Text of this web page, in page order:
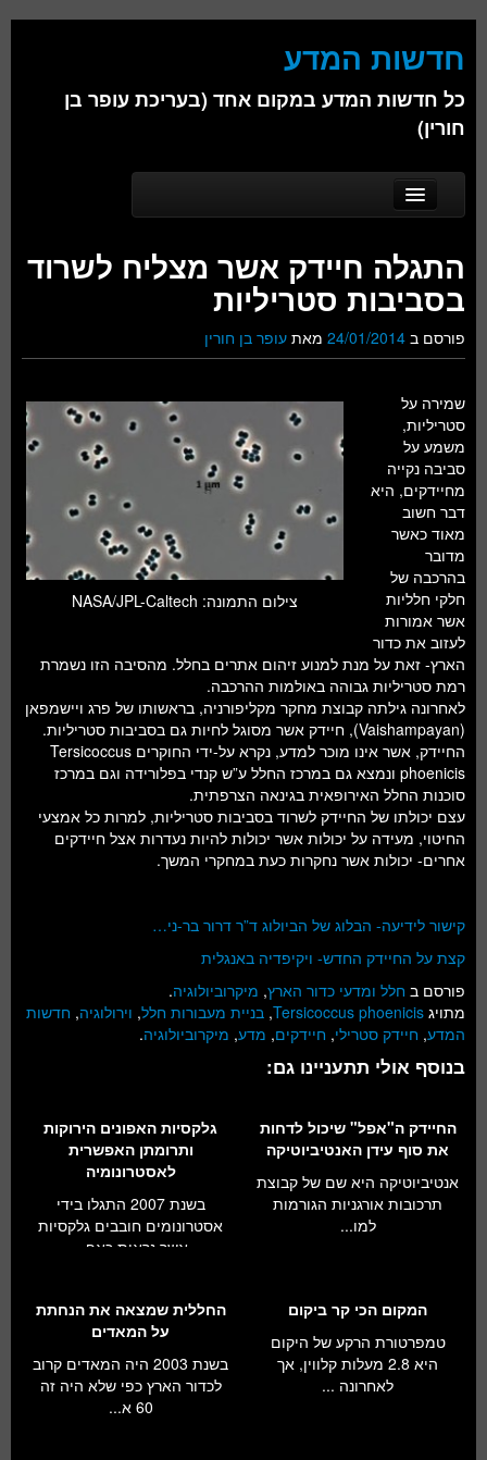
חדשות המדע
כל חדשות המדע במקום אחד (בעריכת עופר בן
חורין)
Main menu
Skip to primary content
Skip to secondary content
אודות
ביולוגיה
כימיה
פיזיקה
חברה
חלל ומדעי כדור הארץ
עתידנות
סקירות ספרים
טעימות מדע
התגלה חיידק אשר מצליח לשרוד
בסביבות סטריליות
פורסם ב 24/01/2014 מאת עופר בן חורין
צילום התמונה: NASA/JPL-Caltech
שמירה על
סטריליות,
משמע על
סביבה נקייה
מחיידקים, היא
דבר חשוב
מאוד כאשר
מדובר
בהרכבה של
חלקי חלליות
אשר אמורות
לעזוב את כדור
הארץ- זאת על מנת למנוע זיהום אתרים בחלל. מהסיבה הזו נשמרת
רמת סטריליות גבוהה באולמות ההרכבה.
לאחרונה גילתה קבוצת מחקר מקליפורניה, בראשותו של פרג ויישמפאן
(Vaishampayan), חיידק אשר מסוגל לחיות גם בסביבות סטריליות.
החיידק, אשר אינו מוכר למדע, נקרא על-ידי החוקרים Tersicoccus
phoenicis ונמצא גם במרכז החלל ע”ש קנדי בפלורידה וגם במרכז
סוכנות החלל האירופאית בגינאה הצרפתית.
עצם יכולתו של החיידק לשרוד בסביבות סטריליות, למרות כל אמצעי
החיטוי, מעידה על יכולות אשר יכולות להיות נעדרות אצל חיידקים
אחרים- יכולות אשר נחקרות כעת במחקרי המשך.
קישור לידיעה- הבלוג של הביולוג ד”ר דרור בר-ני…
קצת על החיידק החדש- ויקיפדיה באנגלית
פורסם ב חלל ומדעי כדור הארץ, מיקרוביולוגיה.
מתויג Tersicoccus phoenicis
, בניית מעבורות חלל, וירולוגיה, חדשות
המדע, חיידק סטרילי, חיידקים, מדע, מיקרוביולוגיה.
בנוסף אולי תתעניינו גם:
החיידק ה"אפל" שיכול לדחות
את סוף עידן האנטיביוטיקה
אנטיביוטיקה היא שם של קבוצת
תרכובות אורגניות הגורמות
למו...
גלקסיות האפונים הירוקות
ותרומתן האפשרית
לאסטרונומיה
בשנת 2007 התגלו בידי
אסטרונומים חובבים גלקסיות
אשר נראות כאפ...
המקום הכי קר ביקום
טמפרטורת הרקע של היקום
היא 2.8 מעלות קלווין, אך
לאחרונה ...
החללית שמצאה את הנחתת
על המאדים
בשנת 2003 היה המאדים קרוב
לכדור הארץ כפי שלא היה זה
60 א...